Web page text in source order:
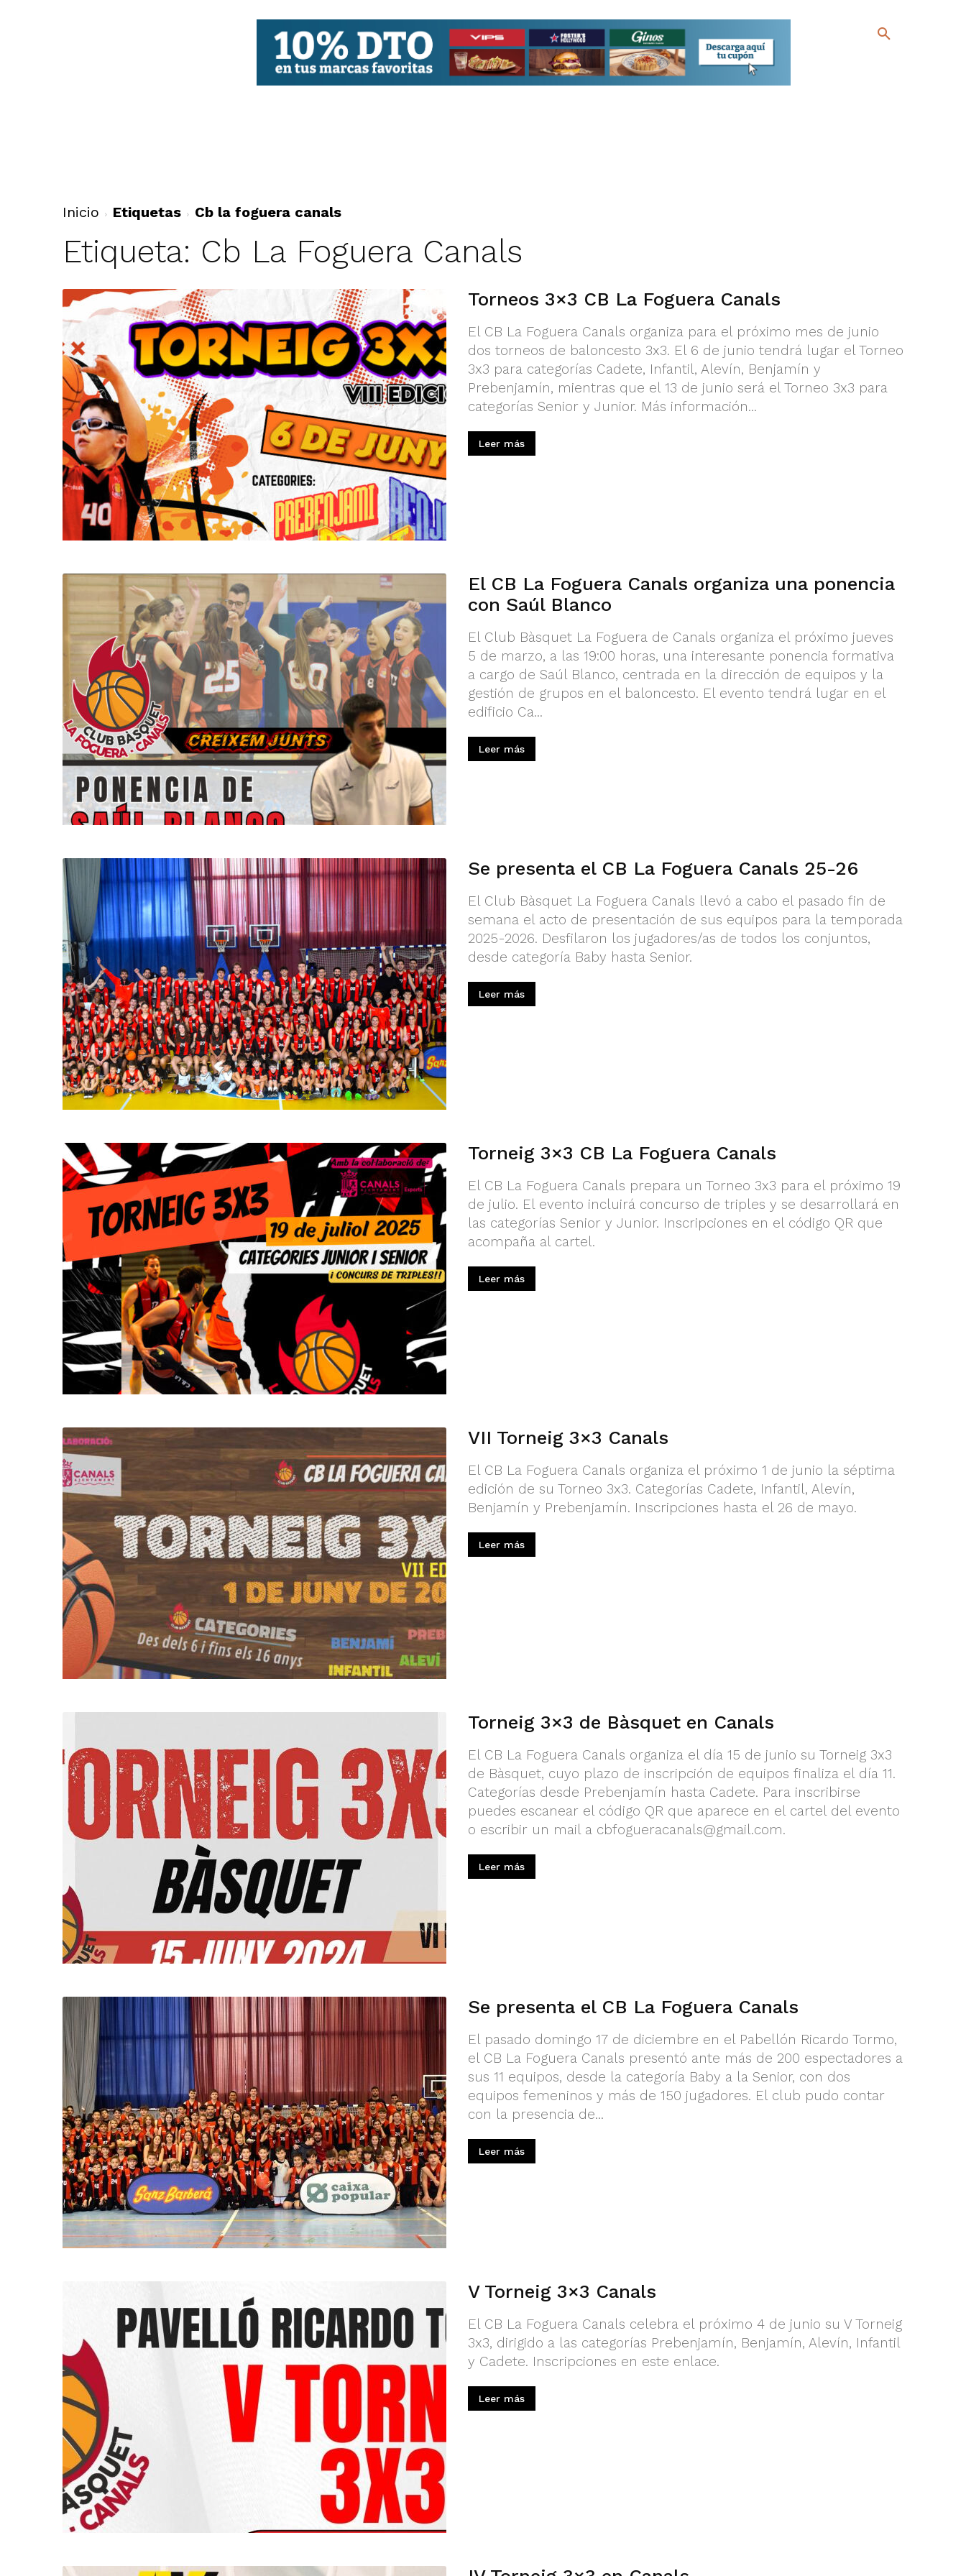
Inicio Etiquetas Cb la foguera canals
Etiqueta: Cb La Foguera Canals
Torneos 3×3 CB La Foguera Canals
El CB La Foguera Canals organiza para el próximo mes de junio
dos torneos de baloncesto 3x3. El 6 de junio tendrá lugar el Torneo
3x3 para categorías Cadete, Infantil, Alevín, Benjamín y
Prebenjamín, mientras que el 13 de junio será el Torneo 3x3 para
categorías Senior y Junior. Más información...
Leer más
El CB La Foguera Canals organiza una ponencia
con Saúl Blanco
El Club Bàsquet La Foguera de Canals organiza el próximo jueves
5 de marzo, a las 19:00 horas, una interesante ponencia formativa
a cargo de Saúl Blanco, centrada en la dirección de equipos y la
gestión de grupos en el baloncesto. El evento tendrá lugar en el
edificio Ca...
Leer más
Se presenta el CB La Foguera Canals 25-26
El Club Bàsquet La Foguera Canals llevó a cabo el pasado fin de
semana el acto de presentación de sus equipos para la temporada
2025-2026. Desfilaron los jugadores/as de todos los conjuntos,
desde categoría Baby hasta Senior.
Leer más
Torneig 3×3 CB La Foguera Canals
El CB La Foguera Canals prepara un Torneo 3x3 para el próximo 19
de julio. El evento incluirá concurso de triples y se desarrollará en
las categorías Senior y Junior. Inscripciones en el código QR que
acompaña al cartel.
Leer más
VII Torneig 3×3 Canals
El CB La Foguera Canals organiza el próximo 1 de junio la séptima
edición de su Torneo 3x3. Categorías Cadete, Infantil, Alevín,
Benjamín y Prebenjamín. Inscripciones hasta el 26 de mayo.
Leer más
Torneig 3×3 de Bàsquet en Canals
El CB La Foguera Canals organiza el día 15 de junio su Torneig 3x3
de Bàsquet, cuyo plazo de inscripción de equipos finaliza el día 11.
Categorías desde Prebenjamín hasta Cadete. Para inscribirse
puedes escanear el código QR que aparece en el cartel del evento
o escribir un mail a cbfogueracanals@gmail.com.
Leer más
Se presenta el CB La Foguera Canals
El pasado domingo 17 de diciembre en el Pabellón Ricardo Tormo,
el CB La Foguera Canals presentó ante más de 200 espectadores a
sus 11 equipos, desde la categoría Baby a la Senior, con dos
equipos femeninos y más de 150 jugadores. El club pudo contar
con la presencia de...
Leer más
V Torneig 3×3 Canals
El CB La Foguera Canals celebra el próximo 4 de junio su V Torneig
3x3, dirigido a las categorías Prebenjamín, Benjamín, Alevín, Infantil
y Cadete. Inscripciones en este enlace.
Leer más